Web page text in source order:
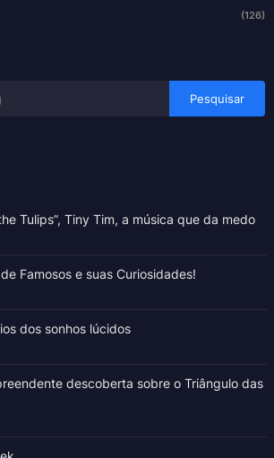
(126)
Tulips”, Tiny Tim, a música que da medo
Famosos e suas Curiosidades!
dos sonhos lúcidos
descoberta sobre o Triângulo das